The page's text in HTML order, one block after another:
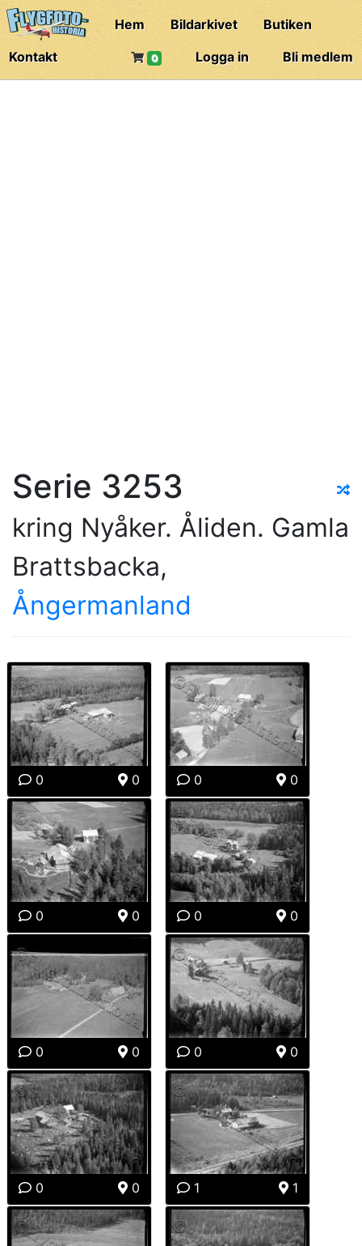
Hem Bildarkivet
Butiken
Kontakt
Bli medlem
Logga in
0
Serie 3253
kring Nyåker. Åliden. Gamla
Brattsbacka,
Ångermanland
0 0 0 0
0 0 0 0
0 0 0 0
0 0 1 1